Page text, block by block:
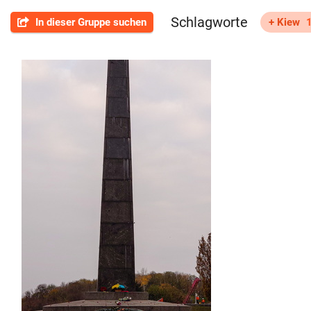
In dieser Gruppe suchen Schlagworte + Kiew 1